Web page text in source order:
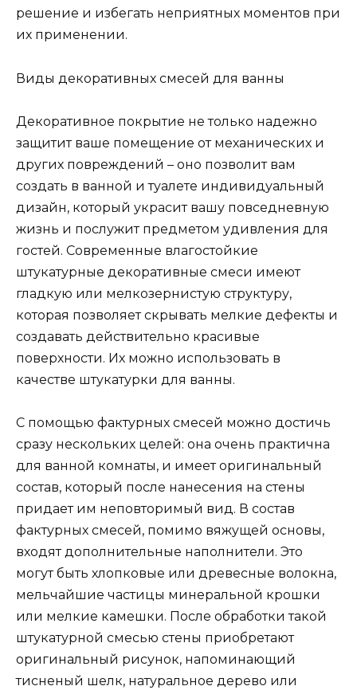
решение и избегать неприятных моментов при
их применении.
Виды декоративных смесей для ванны
Декоративное покрытие не только надежно
защитит ваше помещение от механических и
других повреждений – оно позволит вам
создать в ванной и туалете индивидуальный
дизайн, который украсит вашу повседневную
жизнь и послужит предметом удивления для
гостей. Современные влагостойкие
штукатурные декоративные смеси имеют
гладкую или мелкозернистую структуру,
которая позволяет скрывать мелкие дефекты и
создавать действительно красивые
поверхности. Их можно использовать в
качестве штукатурки для ванны.
С помощью фактурных смесей можно достичь
сразу нескольких целей: она очень практична
для ванной комнаты, и имеет оригинальный
состав, который после нанесения на стены
придает им неповторимый вид. В состав
фактурных смесей, помимо вяжущей основы,
входят дополнительные наполнители. Это
могут быть хлопковые или древесные волокна,
мельчайшие частицы минеральной крошки
или мелкие камешки. После обработки такой
штукатурной смесью стены приобретают
оригинальный рисунок, напоминающий
тисненый шелк, натуральное дерево или